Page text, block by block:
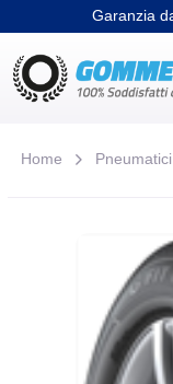
Garanzia
Home Pneumatici